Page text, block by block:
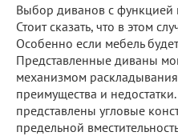
Выбор диванов с функцией
Стоит сказать, что в этом
Особенно если мебель
Представленные диваны
механизмом
преимущества и
представлены угловые
предельной